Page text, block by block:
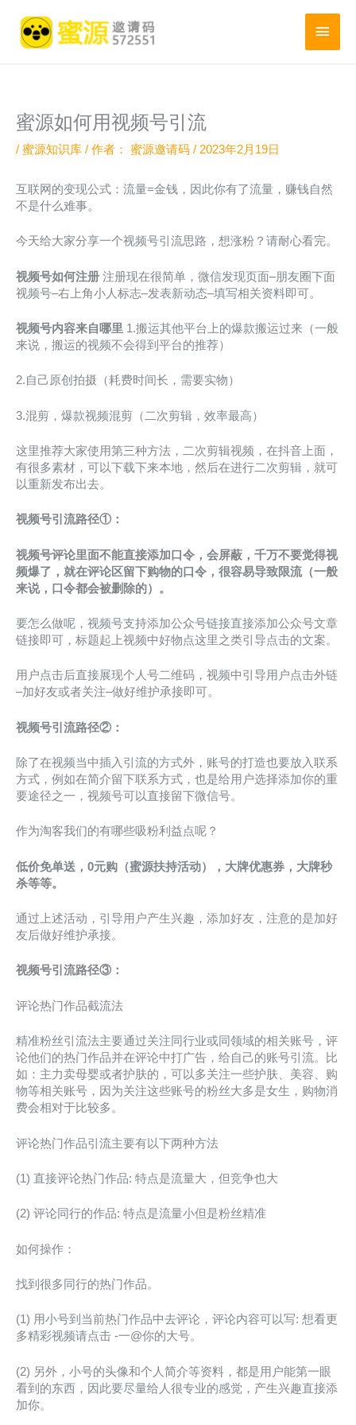
主
菜
蜜源如何用视频号引流
/ 蜜源知识库 / 作者： 蜜源邀请码 / 2023年2月19日
互联网的变现公式：流量=金钱，因此你有了流量，赚钱自然
不是什么难事。
今天给大家分享一个视频号引流思路，想涨粉？请耐心看完。
视频号如何注册 注册现在很简单，微信发现页面–朋友圈下面
视频号–右上角小人标志–发表新动态–填写相关资料即可。
视频号内容来自哪里 1.搬运其他平台上的爆款搬运过来（一般
来说，搬运的视频不会得到平台的推荐）
2.自己原创拍摄（耗费时间长，需要实物）
3.混剪，爆款视频混剪（二次剪辑，效率最高）
这里推荐大家使用第三种方法，二次剪辑视频，在抖音上面，
有很多素材，可以下载下来本地，然后在进行二次剪辑，就可
以重新发布出去。
视频号引流路径①：
视频号评论里面不能直接添加口令，会屏蔽 ，千万不要觉得视
频爆了，就在评论区留下购物的口令，很容易导致限流（一般
来说，口令都会被删除的）。
要怎么做呢，视频号支持添加公众号链接直接添加公众号文章
链接即可，标题起上视频中好物点这里之类引导点击的文案。
用户点击后直接展现个人号二维码，视频中引导用户点击外链
–加好友或者关注–做好维护承接即可。
视频号引流路径②：
除了在视频当中插入引流的方式外，账号的打造也要放入联系
方式，例如在简介留下联系方式，也是给用户选择添加你的重
要途径之一，视频号可以直接留下微信号。
作为淘客我们的有哪些吸粉利益点呢？
低价免单送，0元购（蜜源扶持活动），大牌优惠券，大牌秒
杀等等。
通过上述活动，引导用户产生兴趣，添加好友，注意的是加好
友后做好维护承接。
视频号引流路径③：
评论热门作品截流法
精准粉丝引流法主要通过关注同行业或同领域的相关账号，评
论他们的热门作品并在评论中打广告，给自己的账号引流。比
如：主力卖母婴或者护肤的，可以多关注一些护肤、美容、购
物等相关账号，因为关注这些账号的粉丝大多是女生，购物消
费会相对于比较多。
评论热门作品引流主要有以下两种方法
(1) 直接评论热门作品: 特点是流量大，但竞争也大
(2) 评论同行的作品: 特点是流量小但是粉丝精准
如何操作：
找到很多同行的热门作品。
(1) 用小号到当前热门作品中去评论，评论内容可以写: 想看更
多精彩视频请点击 -一@你的大号。
(2) 另外，小号的头像和个人简介等资料，都是用户能第一眼
看到的东西，因此要尽量给人很专业的感觉，产生兴趣直接添
加你。